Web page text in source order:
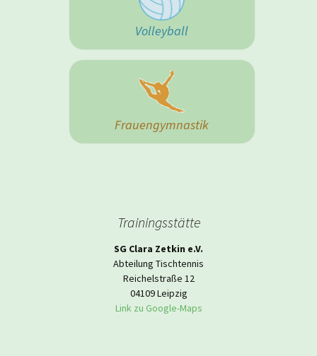
Volleyball
Frauengymnastik
Trainingsstätte
SG Clara Zetkin e.V.
Abteilung Tischtennis
Reichelstraße 12
04109 Leipzig
Link zu Google-Maps